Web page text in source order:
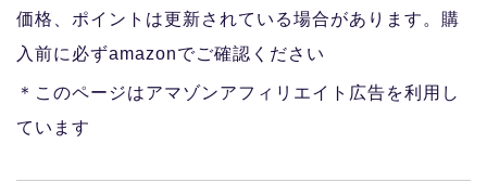
価格、ポイントは更新されている場合があります。購
入前に必ずamazonでご確認ください
＊このページはアマゾンアフィリエイト広告を利用し
ています